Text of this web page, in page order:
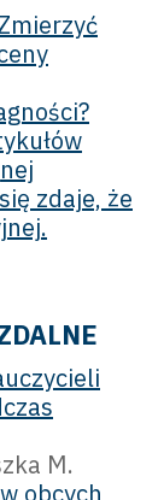
zdaje, że
M.
obcych